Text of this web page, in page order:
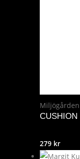
Miljögården
CUSHION
279 kr